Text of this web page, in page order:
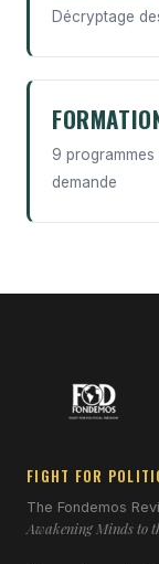
Décryptage
9
demande
FIGHT FOR
The Fondemos
Awakening Minds to